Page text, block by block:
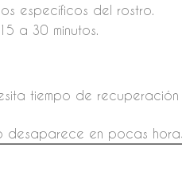
específicos del rostro.
a 30 minutos.
tiempo de
desaparece en pocas